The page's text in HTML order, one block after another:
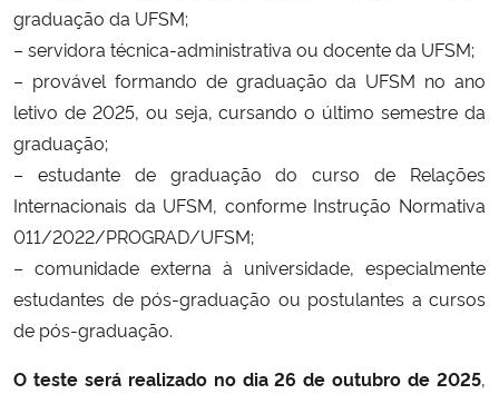
graduação da UFSM;
– servidora técnica-administrativa ou docente da UFSM;
– provável formando de graduação da UFSM no ano
letivo de 2025, ou seja, cursando o último semestre da
graduação;
– estudante de graduação do curso de Relações
Internacionais da UFSM, conforme Instrução Normativa
011/2022/PROGRAD/UFSM;
– comunidade externa à universidade, especialmente
estudantes de pós-graduação ou postulantes a cursos
de pós-graduação.
O teste será realizado no dia 26 de outubro de 2025,